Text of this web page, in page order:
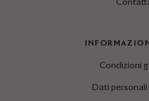
Condizioni
Dati personali